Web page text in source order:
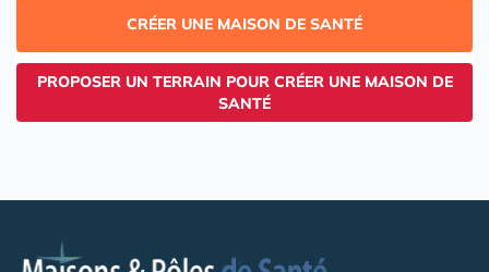
CRÉER UNE MAISON DE SANTÉ
PROPOSER UN TERRAIN POUR CRÉER UNE MAISON DE
SANTÉ